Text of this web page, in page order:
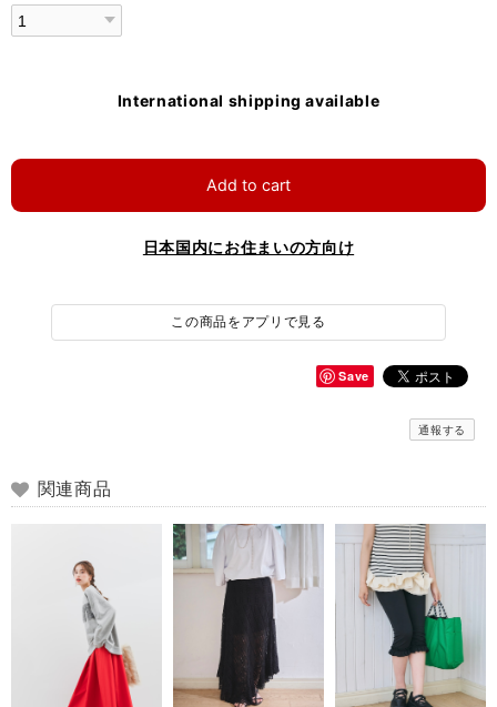
International shipping available
Add to cart
日本国内にお住まいの方向け
この商品をアプリで見る
Save
通報する
関連商品